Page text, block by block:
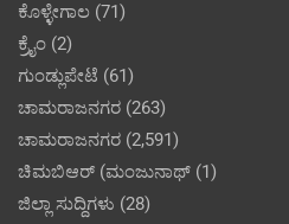
ಕೊಳ್ಳೇಗಾಲ (71)
ಕ್ರೈಂ (2)
ಗುಂಡ್ಲುಪೇಟೆ (61)
ಚಾಮರಾಜನಗರ (263)
ಚಾಮರಾಜನಗರ (2,591)
ಚಿಮಬಿಆರ್ (ಮಂಜುನಾಥ್ (1)
ಜಿಲ್ಲಾ ಸುದ್ದಿಗಳು (28)